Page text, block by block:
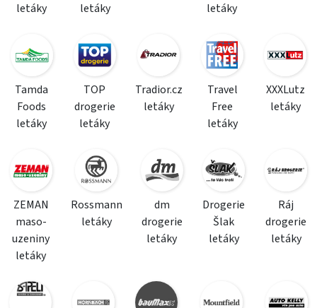
letáky
letáky
letáky
Tamda
Foods
letáky
TOP
drogerie
letáky
Tradior.cz
letáky
Travel
Free
letáky
XXXLutz
letáky
ZEMAN
maso-
uzeniny
letáky
Rossmann
letáky
dm
drogerie
letáky
Drogerie
Šlak
letáky
Ráj
drogerie
letáky